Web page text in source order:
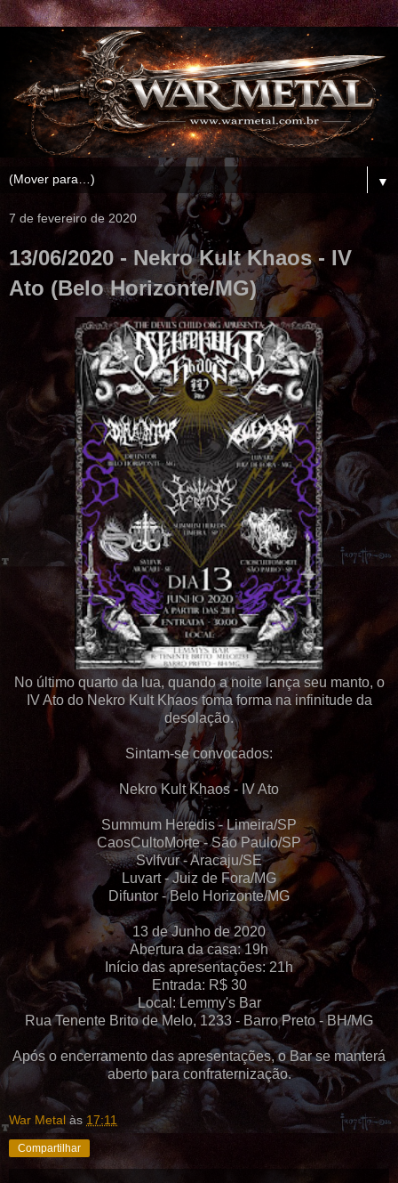
▼
7 de fevereiro de 2020
13/06/2020 - Nekro Kult Khaos - IV
Ato (Belo Horizonte/MG)
No último quarto da lua, quando a noite lança seu manto, o
IV Ato do Nekro Kult Khaos toma forma na infinitude da
desolação.
Sintam-se convocados:
Nekro Kult Khaos - IV Ato
Summum Heredis - Limeira/SP
CaosCultoMorte - São Paulo/SP
Svlfvur - Aracaju/SE
Luvart - Juiz de Fora/MG
Difuntor - Belo Horizonte/MG
13 de Junho de 2020
Abertura da casa: 19h
Início das apresentações: 21h
Entrada: R$ 30
Local: Lemmy's Bar
Rua Tenente Brito de Melo, 1233 - Barro Preto - BH/MG
Após o encerramento das apresentações, o Bar se manterá
aberto para confraternização.
War Metal às 17:11
Compartilhar